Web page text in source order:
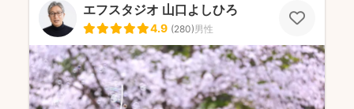
エフスタジオ 山口よしひろ
4.9 (280)男性